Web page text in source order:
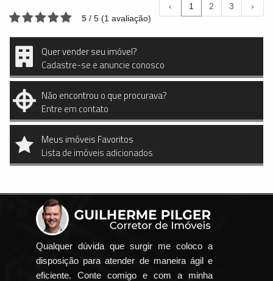
‹ 1 2 3
›
5 / 5 (1 avaliação)
Quer vender seu imóvel?
Cadastre-se e anuncie conosco
Não encontrou o que procurava?
Entre em contato
Meus imóveis Favoritos
Lista de imóveis adicionados
Qualquer dúvida que surgir me coloco a
disposição para atender de maneira ágil e
eficiente. Conte comigo e com a minha